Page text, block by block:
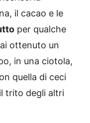
il cacao e le
per qualche
ottenuto un
in una ciotola,
quella di ceci
trito degli altri